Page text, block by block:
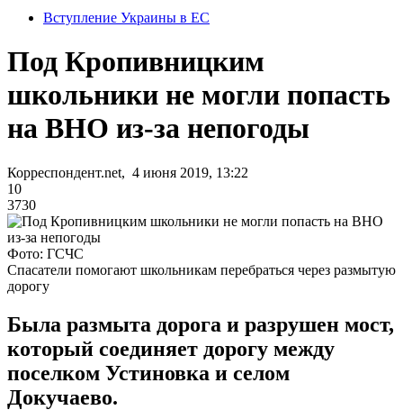
Вступление Украины в ЕС
Под Кропивницким
школьники не могли попасть
на ВНО из-за непогоды
Корреспондент.net, 4 июня 2019, 13:22
10
3730
Фото: ГСЧС
Спасатели помогают школьникам перебраться через размытую
дорогу
Была размыта дорога и разрушен мост,
который соединяет дорогу между
поселком Устиновка и селом
Докучаево.